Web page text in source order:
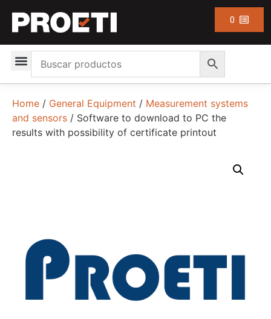
0
Home / General Equipment / Measurement systems
and sensors / Software to download to PC the
results with possibility of certificate printout